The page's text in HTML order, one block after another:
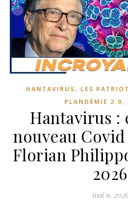
HANTAVIRUS, LES
PLANDÉMIE 2.0,
Hantavirus :
nouveau
Florian
2026
mai 9, 2026